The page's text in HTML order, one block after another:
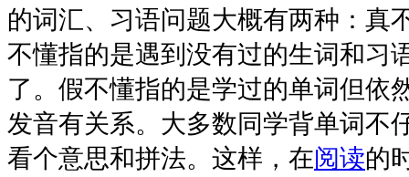
的词汇、习语问题大概有两种：真
不懂指的是遇到没有过的生词和习
了。假不懂指的是学过的单词但依
发音有关系。大多数同学背单词不
看个意思和拼法。这样，在阅读的